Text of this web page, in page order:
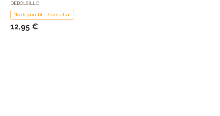
DEBOLSILLO
No disponible: Consultar
12,95 €